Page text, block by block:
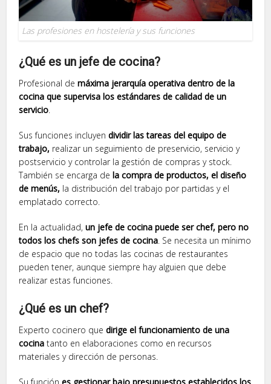
Las profesiones en hostelería y sus funciones
¿Qué es un jefe de cocina?
Profesional demáxima jerarquía operativa dentro de la
cocina que supervisa los estándares de calidad de un
servicio.
Sus funciones incluyendividir las tareas del equipo de
trabajo, realizar un seguimiento de preservicio, servicio y
postservicio y controlar la gestión de compras y stock.
También se encarga de la compra de productos, el diseño
de menús, la distribución del trabajo por partidas y el
emplatado correcto.
En la actualidad,un jefe de cocina puede ser chef, pero no
todos los chefs son jefes de cocina. Se necesita un mínimo
de espacio que no todas las cocinas de restaurantes
pueden tener, aunque siempre hay alguien que debe
realizar estas funciones.
¿Qué es un chef?
Experto cocinero quedirige el funcionamiento de una
cocina tanto en elaboraciones como en recursos
materiales y dirección de personas.